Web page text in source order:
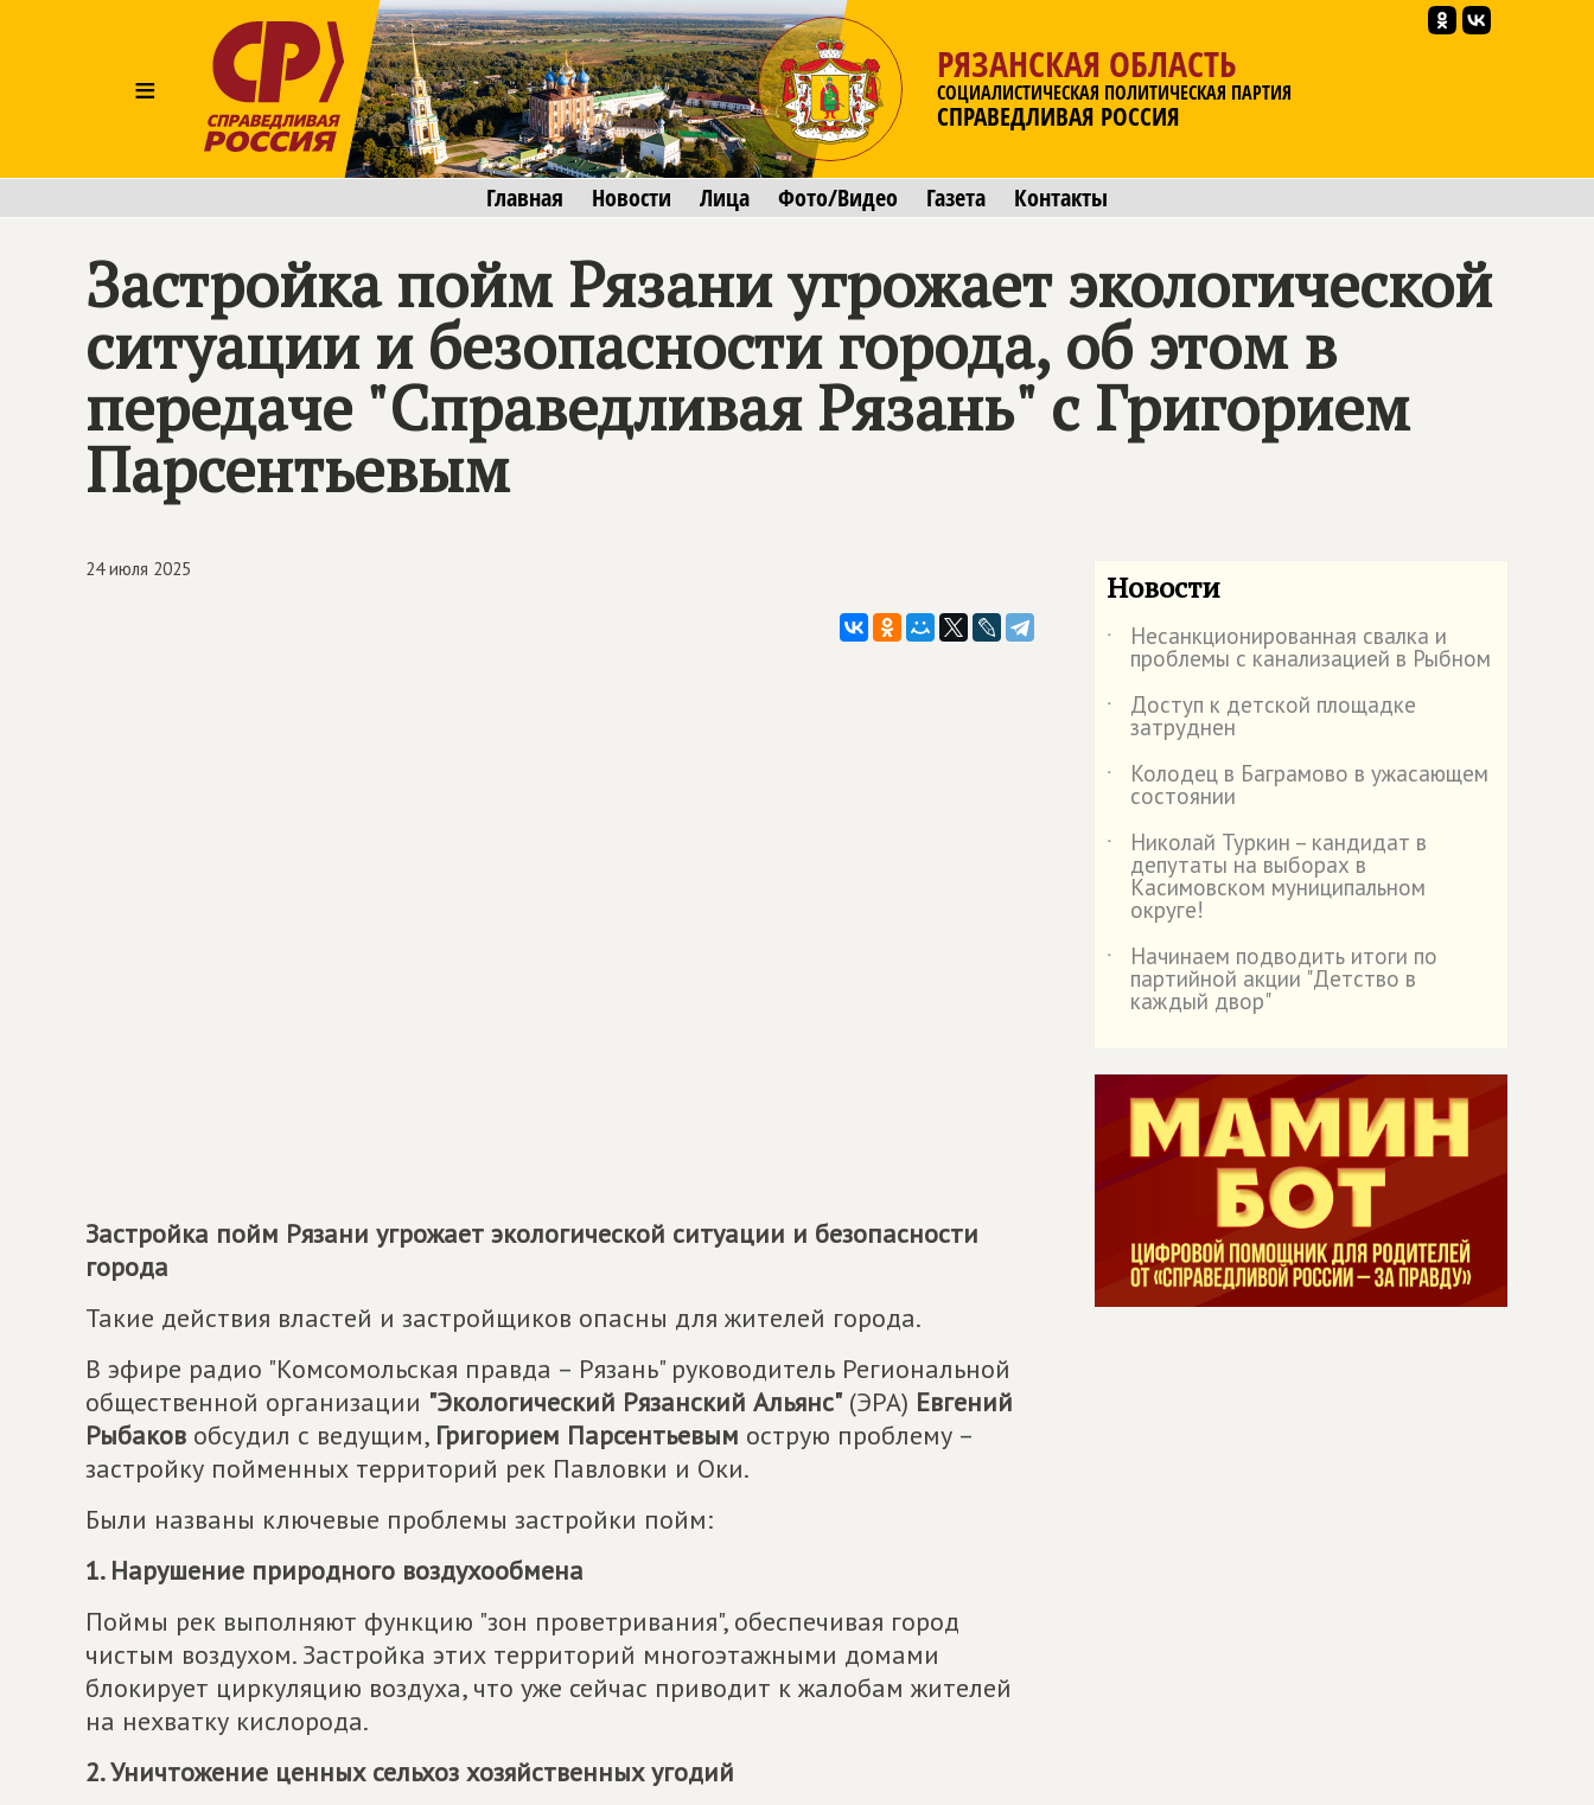
≡
РЯЗАНСКАЯ ОБЛАСТЬ
СОЦИАЛИСТИЧЕСКАЯ ПОЛИТИЧЕСКАЯ ПАРТИЯ
СПРАВЕДЛИВАЯ РОССИЯ
Главная Новости Лица Фото/Видео Газета Контакты
Застройка пойм Рязани угрожает экологической
ситуации и безопасности города, об этом в
передаче "Справедливая Рязань" с Григорием
Парсентьевым
24 июля 2025
Застройка пойм Рязани угрожает экологической ситуации и безопасности
города
Такие действия властей и застройщиков опасны для жителей города.
В эфире радио "Комсомольская правда – Рязань" руководитель Региональной
общественной организации "Экологический Рязанский Альянс" (ЭРА) Евгений
Рыбаков обсудил с ведущим, Григорием Парсентьевым острую проблему –
застройку пойменных территорий рек Павловки и Оки.
Были названы ключевые проблемы застройки пойм:
1. Нарушение природного воздухообмена
Поймы рек выполняют функцию "зон проветривания", обеспечивая город
чистым воздухом. Застройка этих территорий многоэтажными домами
блокирует циркуляцию воздуха, что уже сейчас приводит к жалобам жителей
на нехватку кислорода.
2. Уничтожение ценных сельхоз хозяйственных угодий
Новости
˙ Несанкционированная свалка и
проблемы с канализацией в Рыбном
˙
Доступ к детской площадке
затруднен
˙
Колодец в Баграмово в ужасающем
состоянии
˙
Николай Туркин – кандидат в
депутаты на выборах в
Касимовском муниципальном
округе!
˙
Начинаем подводить итоги по
партийной акции "Детство в
каждый двор"